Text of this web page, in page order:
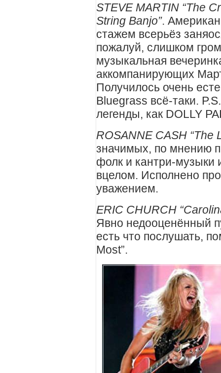
STEVE MARTIN “The
String Banjo”.
стажем всерьёз
пожалуй, слишком
музыкальная
аккомпанирующих
Получилось очень
Bluegrass всё-таки.
легенды, как DOLLY
ROSANNE CASH “The
значимых, по мнению
фолк и кантри-музыки
вцелом. Исполнено
уважением.
ERIC CHURCH “
Явно недооценённый
есть что послушать,
Most”.